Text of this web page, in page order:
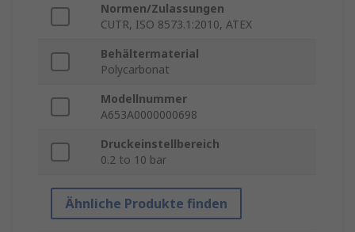
Normen/Zulassungen
CUTR, ISO 8573.1:2010, ATEX
Behältermaterial
Polycarbonat
Modellnummer
A653A0000000698
Druckeinstellbereich
0.2 to 10 bar
Ähnliche Produkte finden